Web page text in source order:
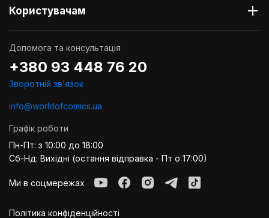
Користувачам
Допомога та консультація
+380 93 448 76 20
Зворотній звʼязок
info@worldofcomics.ua
Графік роботи
Пн-Пт: з 10:00 до 18:00
Сб-Нд: Вихідні (остання відправка - Пт о 17:00)
Ми в соцмережах
Політика конфіденційності